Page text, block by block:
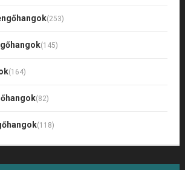
(253)
(145)
(164)
(82)
(118)